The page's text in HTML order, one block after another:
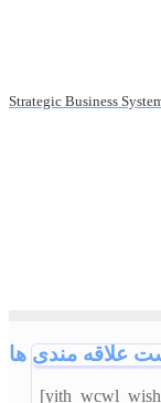
Strategic Business
علاقه مندی ها